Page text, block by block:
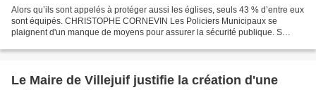
Alors qu’ils sont appelés à protéger aussi les églises, seuls 43 % d’entre eux
sont équipés. CHRISTOPHE CORNEVIN Les Policiers Municipaux se
plaignent d'un manque de moyens pour assurer la sécurité publique. S
Le Maire de Villejuif justifie la création d'une